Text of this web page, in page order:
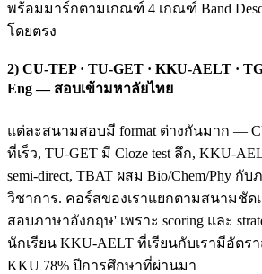
พร้อมมาร์กตามเกณฑ์ 4 เกณฑ์ Band
โดยตรง
2) CU-TEP · TU-GET · KKU-AELT ·
Eng — สอบเข้ามหาลัยไทย
แต่ละสนามสอบมี format ต่างกันมาก —
ที่เร็ว, TU-GET มี Cloze test ลึก, KKU-
semi-direct, TBAT ผสม Bio/Chem/Phy กั
วิชาการ. คอร์สของเราแยกตามสนามชัด
สอบภาษาอังกฤษ' เพราะ scoring และ
นักเรียน KKU-AELT ที่เรียนกับเรามีอัตร
KKU 78% ปีการศึกษาที่ผ่านมา